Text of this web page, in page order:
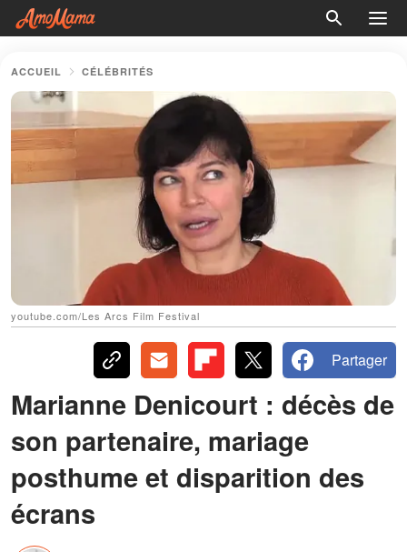
ACCUEIL CÉLÉBRITÉS
youtube.com/Les Arcs Film Festival
Partager
Marianne Denicourt : décès de
son partenaire, mariage
posthume et disparition des
écrans